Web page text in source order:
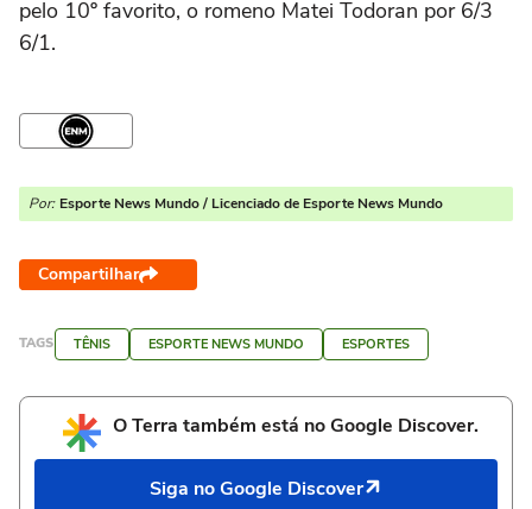
pelo 10º favorito, o romeno Matei Todoran por 6/3
6/1.
Por: Esporte News Mundo / Licenciado de Esporte News Mundo
Compartilhar
TAGS TÊNIS ESPORTE NEWS MUNDO ESPORTES
O Terra também está no Google Discover.
Siga no Google Discover